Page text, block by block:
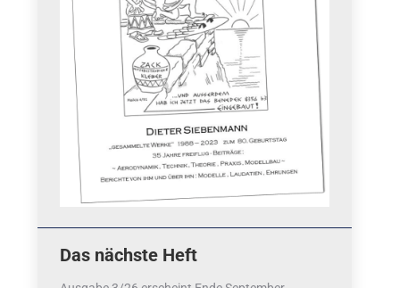
Das nächste Heft
Instagram Ergebnisse
bezahlen mit / pay by
PayPal
Datenschutzerklärung
Cookie-Richtlinie (EU)